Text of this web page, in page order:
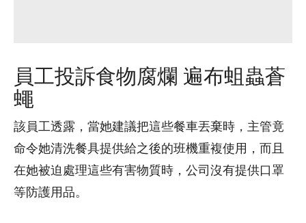
員工投訴食物腐爛 遍布蛆蟲蒼
蠅
該員工透露，當她建議把這些餐車丟棄時，主管竟
命令她清洗餐具提供給之後的班機重複使用，而且
在她被迫處理這些有害物質時，公司沒有提供口罩
等防護用品。